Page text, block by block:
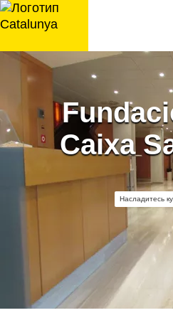
перейти
к
Caixa
Насладитесь